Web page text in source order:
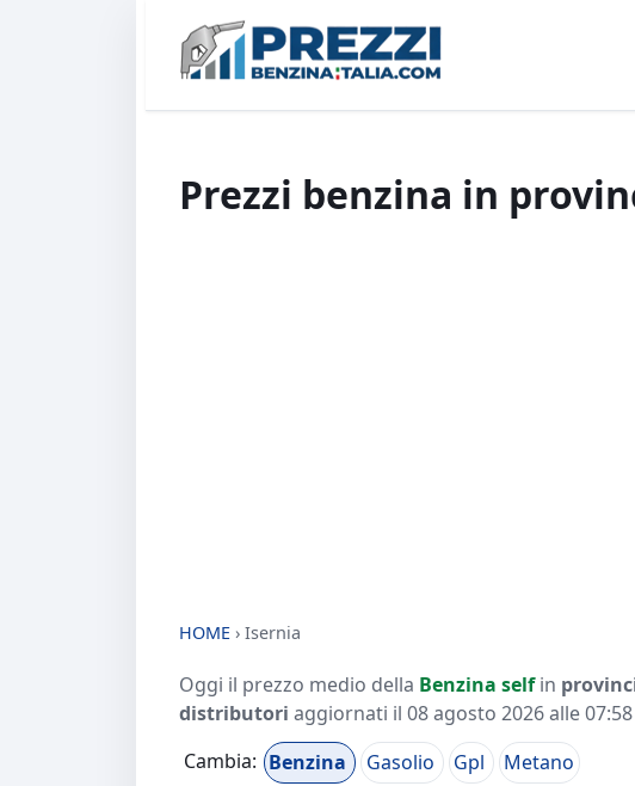
Prezzi benzina in
HOME › Isernia
Oggi il prezzo medio della Benzina selfin
distributori aggiornati il 08 agosto 2026 alle 07:58
Cambia: Benzina Gasolio Gpl
Metano